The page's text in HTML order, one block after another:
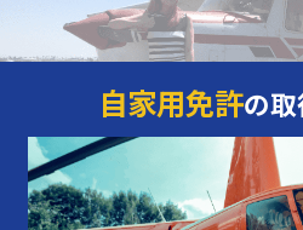
自家用免許の